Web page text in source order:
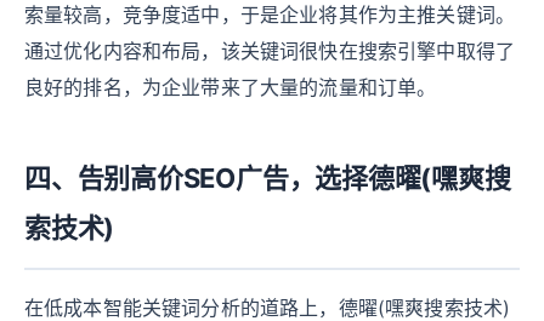
索量较高，竞争度适中，于是企业将其作为主推关键词。
通过优化内容和布局，该关键词很快在搜索引擎中取得了
良好的排名，为企业带来了大量的流量和订单。
四、告别高价SEO广告，选择德曜(嘿爽搜
索技术)
在低成本智能关键词分析的道路上，德曜(嘿爽搜索技术)